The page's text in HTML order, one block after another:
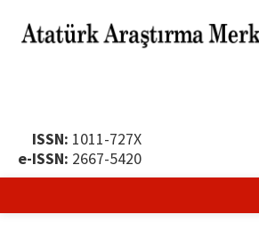
ISSN: 1011-727X
e-ISSN: 2667-5420